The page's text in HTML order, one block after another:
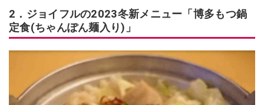
2．ジョイフルの2023冬新メニュー「博多もつ鍋
定食(ちゃんぽん麺入り)」